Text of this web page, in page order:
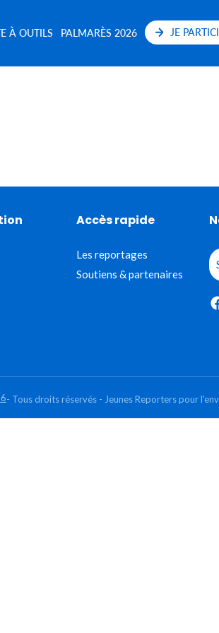
À OUTILS PALMARÈS 2026 JE
Accès rapide
Les reportages
Soutiens & partenaires
- Tous droits réservés - Jeunes Reporters pour